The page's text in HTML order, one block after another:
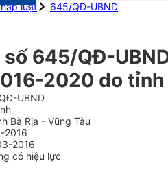
luật 645/QĐ-UBND
645/QĐ-
2020 do tỉnh
UBND
Bà Rịa - Vũng Tàu
2016
2016
có hiệu lực